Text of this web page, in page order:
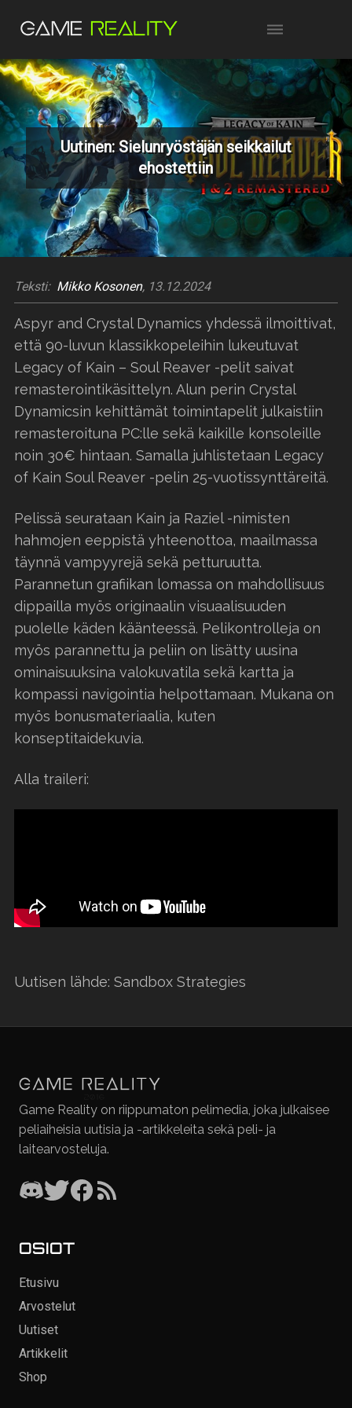
Uutinen: Sielunryöstäjän seikkailut
ehostettiin
Teksti: Mikko Kosonen, 13.12.2024
Aspyr and Crystal Dynamics yhdessä ilmoittivat,
että 90-luvun klassikkopeleihin lukeutuvat
Legacy of Kain – Soul Reaver -pelit saivat
remasterointikäsittelyn. Alun perin Crystal
Dynamicsin kehittämät toimintapelit julkaistiin
remasteroituna PC:lle sekä kaikille konsoleille
noin 30€ hintaan. Samalla juhlistetaan Legacy
of Kain Soul Reaver -pelin 25-vuotissynttäreitä.
Pelissä seurataan Kain ja Raziel -nimisten
hahmojen eeppistä yhteenottoa, maailmassa
täynnä vampyyrejä sekä petturuutta.
Parannetun grafiikan lomassa on mahdollisuus
dippailla myös originaalin visuaalisuuden
puolelle käden käänteessä. Pelikontrolleja on
myös parannettu ja peliin on lisätty uusina
ominaisuuksina valokuvatila sekä kartta ja
kompassi navigointia helpottamaan. Mukana on
myös bonusmateriaalia, kuten
konseptitaidekuvia.
Alla traileri:
Uutisen lähde: Sandbox Strategies
Game Reality on riippumaton pelimedia, joka julkaisee
peliaiheisia uutisia ja -artikkeleita sekä peli- ja
laitearvosteluja.
OSIOT
Etusivu
Arvostelut
Uutiset
Artikkelit
Shop